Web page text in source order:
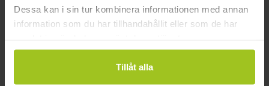
Dessa kan i sin tur kombinera informationen med annan
information som du har tillhandahållit eller som de har
Tillåt alla
Halmstad Hallarna
Haninge
Helsingborg
Jönköping